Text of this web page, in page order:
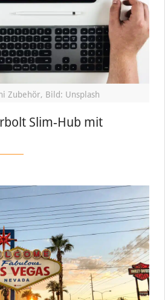
Zubehör, Bild: Unsplash
Slim-Hub mit